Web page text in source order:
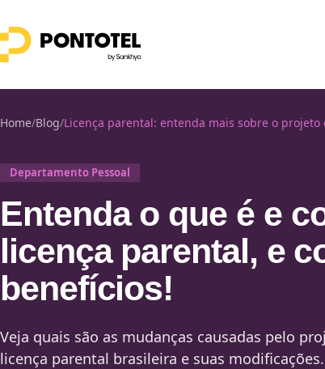
Home/Blog/Licença parental: entenda mais sobre o projeto
Departamento Pessoal
Entenda o que é e
licença parental, e
benefícios!
Veja quais são as mudanças causadas pelo
licença parental brasileira e suas